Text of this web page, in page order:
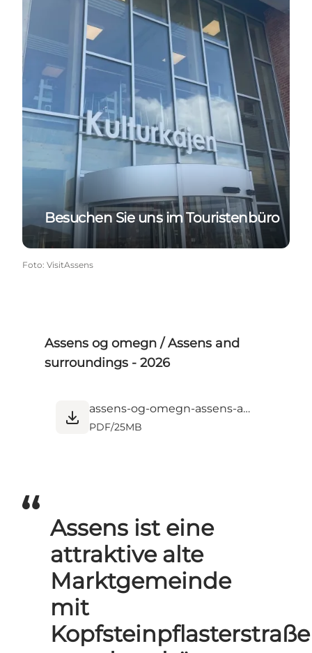
Besuchen Sie uns im Touristenbüro
Foto: VisitAssens
Assens og omegn / Assens and
surroundings - 2026
assens-og-omegn-assens-and-surroundings-2026.pdf
PDF/25MB
Assens ist eine
attraktive alte
Marktgemeinde
mit